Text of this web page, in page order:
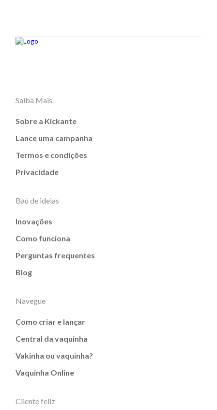
Saiba Mais
Sobre a Kickante
Lance uma campanha
Termos e condições
Privacidade
Baú de ideias
Inovações
Como funciona
Perguntas frequentes
Blog
Navegue
Como criar e lançar
Central da vaquinha
Vakinha ou vaquinha?
Vaquinha Online
Cliente feliz